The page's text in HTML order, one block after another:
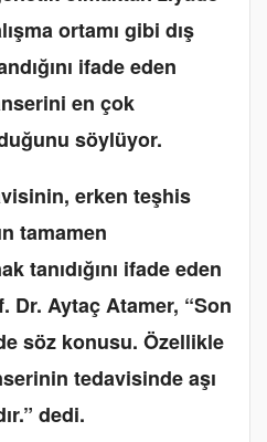
ortamı gibi dış
ifade eden
en çok
söylüyor.
erken teşhis
tamamen
tanıdığını ifade eden
Dr. Aytaç Atamer, “Son
söz konusu. Özellikle
tedavisinde aşı
dedi.